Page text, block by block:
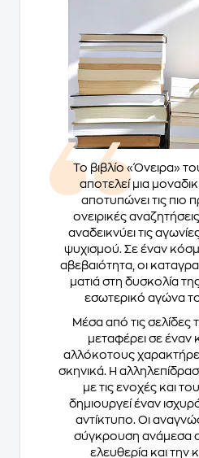
Το βιβλίο «Όνειρα»
αποτελεί μια
αποτυπώνει τις πιο
ονειρικές
αναδεικνύει τις
ψυχισμού. Σε έναν
αβεβαιότητα, οι
ματιά στη δυσκολία
εσωτερικό αγώνα
Μέσα από τις
μεταφέρει σε έναν
αλλόκοτους
σκηνικά. Η
με τις ενοχές και
δημιουργεί έναν
αντίκτυπο. Οι
σύγκρουση ανάμεσα
ελευθερία και την